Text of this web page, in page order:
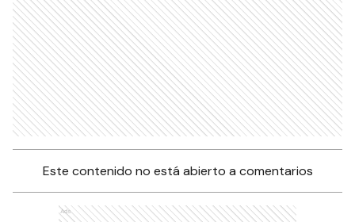
Este contenido no está abierto a comentarios
Ads